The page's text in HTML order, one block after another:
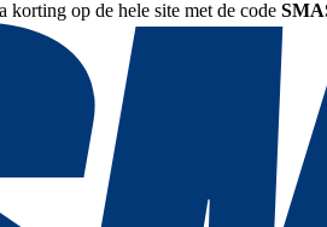
op de hele site met de code